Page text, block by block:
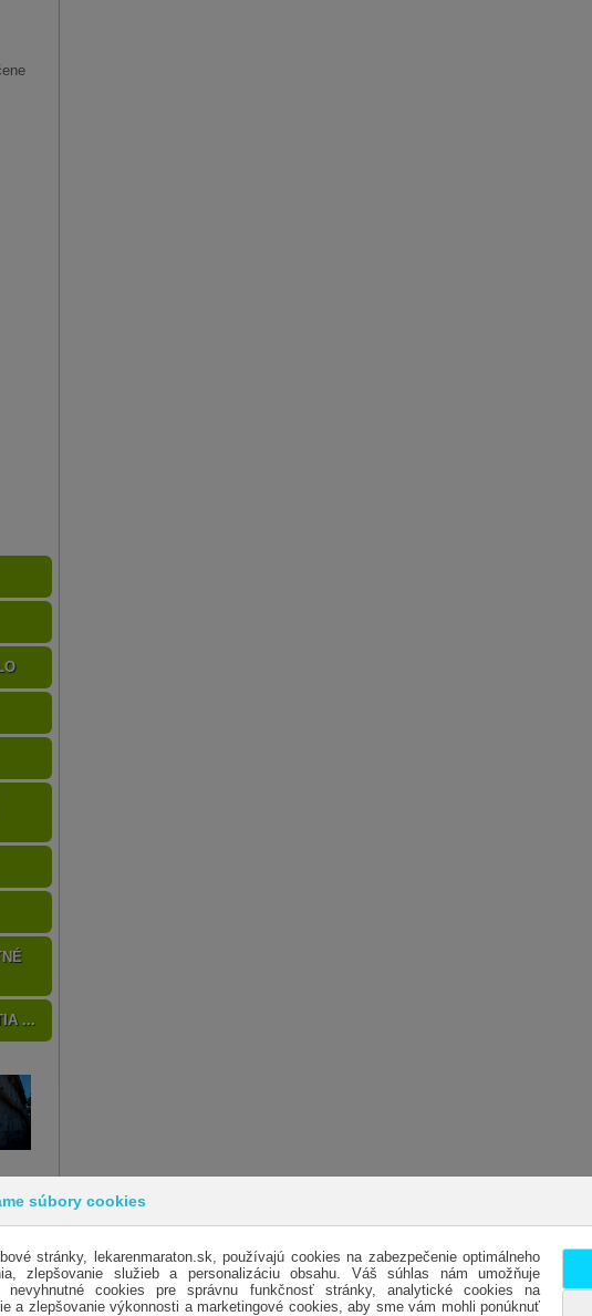
súbory cookies
stránky, lekarenmaraton.sk, používajú cookies na zabezpečenie optimálneho
zlepšovanie služieb a personalizáciu obsahu. Váš súhlas nám umožňuje
nevyhnutné cookies pre správnu funkčnosť stránky, analytické cookies na
a zlepšovanie výkonnosti a marketingové cookies, aby sme vám mohli ponúknuť
...
INFORMÁCIE
OBCHODNÉ PODMIENKY